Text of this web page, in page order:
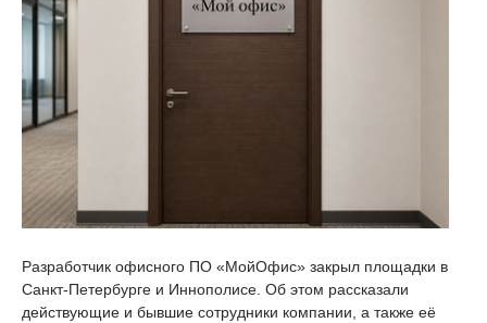
Разработчик офисного ПО «МойОфис» закрыл площадки в
Санкт-Петербурге и Иннополисе. Об этом рассказали
действующие и бывшие сотрудники компании, а также её